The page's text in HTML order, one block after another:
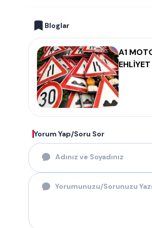
Bloglar
A1
Yorum Yap/Soru Sor